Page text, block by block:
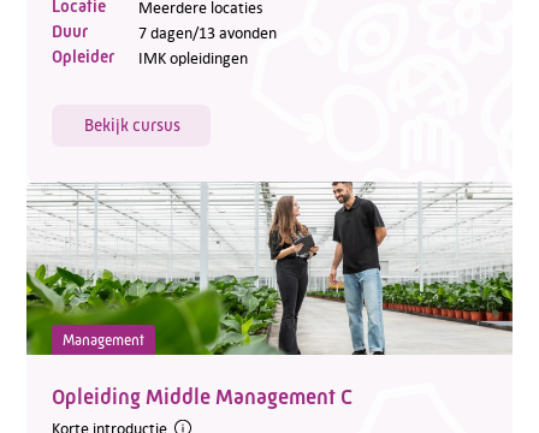
Locatie Meerdere locaties
Duur 7 dagen/13 avonden
Opleider IMK opleidingen
Bekijk cursus
Management
Opleiding Middle Management C
Korte introductie